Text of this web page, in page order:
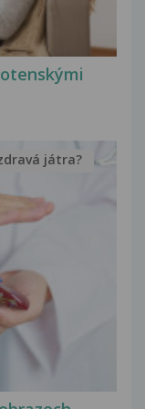
játra?